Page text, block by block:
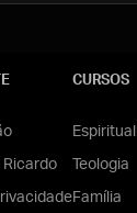
Ricardo
CURSOS
Teologia
Família